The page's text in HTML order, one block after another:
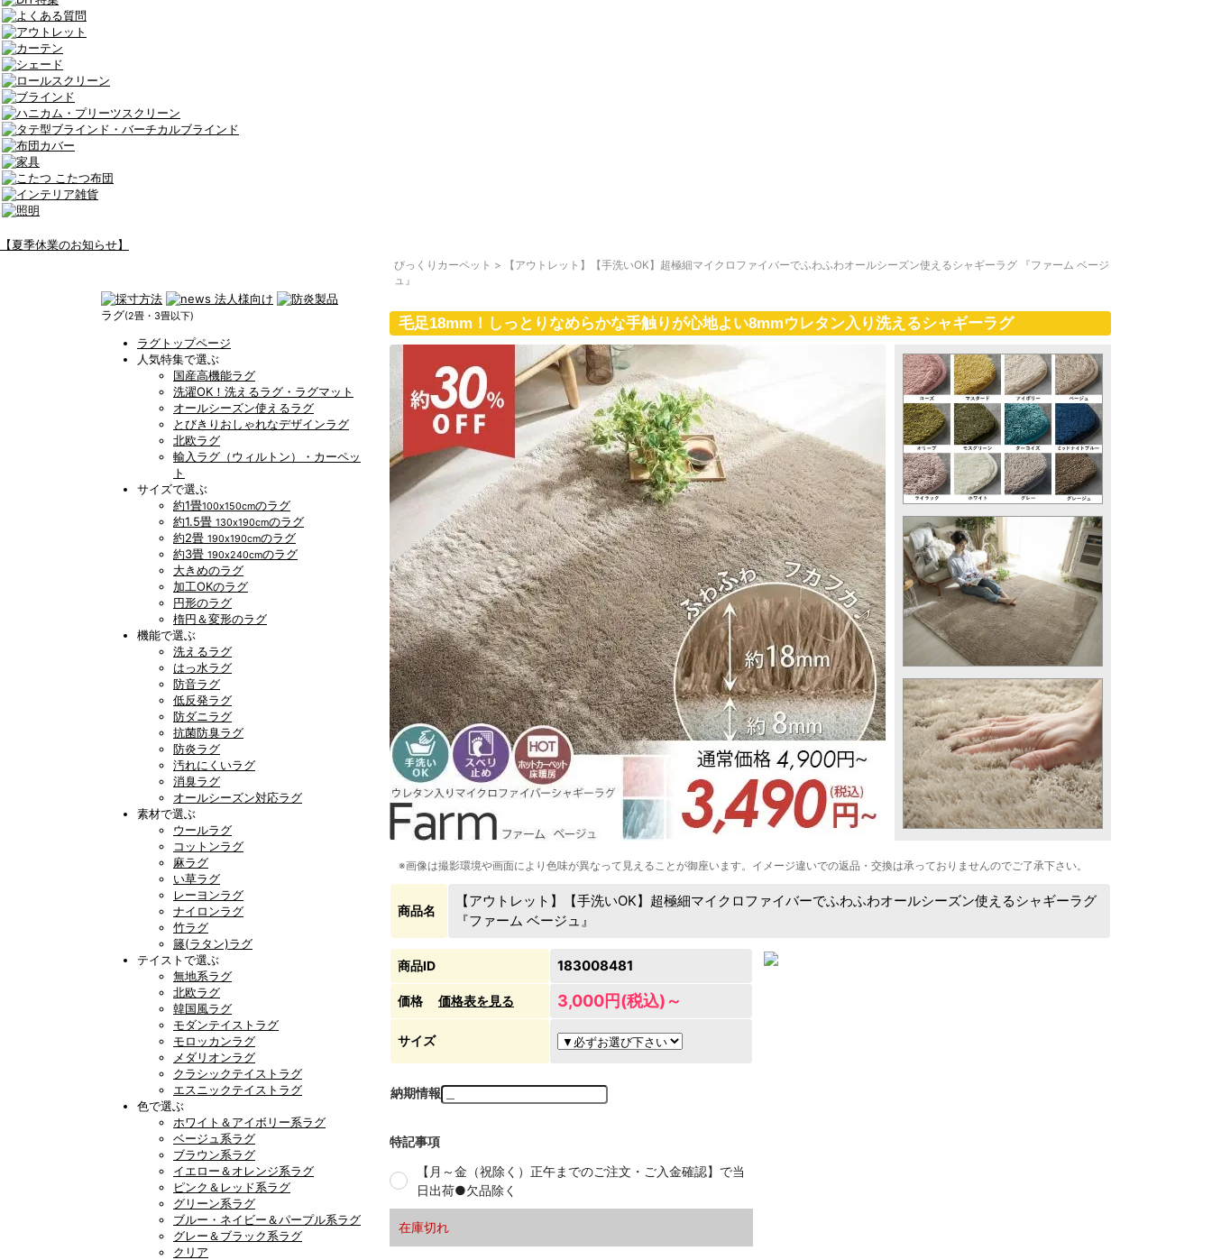
【夏季休業のお知らせ】
ラグ(2畳・3畳以下)
ラグトップページ
人気特集で選ぶ
国産高機能ラグ
洗濯OK！洗えるラグ・ラグマット
オールシーズン使えるラグ
とびきりおしゃれなデザインラグ
北欧ラグ
輸入ラグ（ウィルトン）・カーペッ
ト
サイズで選ぶ
約1畳100x150cmのラグ
約1.5畳 130x190cmのラグ
約2畳 190x190cmのラグ
約3畳 190x240cmのラグ
大きめのラグ
加工OKのラグ
円形のラグ
楕円＆変形のラグ
機能で選ぶ
洗えるラグ
はっ水ラグ
防音ラグ
低反発ラグ
防ダニラグ
抗菌防臭ラグ
防炎ラグ
汚れにくいラグ
消臭ラグ
オールシーズン対応ラグ
素材で選ぶ
ウールラグ
コットンラグ
麻ラグ
い草ラグ
レーヨンラグ
ナイロンラグ
竹ラグ
籐(ラタン)ラグ
テイストで選ぶ
無地系ラグ
北欧ラグ
韓国風ラグ
モダンテイストラグ
モロッカンラグ
メダリオンラグ
クラシックテイストラグ
エスニックテイストラグ
色で選ぶ
ホワイト＆アイボリー系ラグ
ベージュ系ラグ
ブラウン系ラグ
イエロー＆オレンジ系ラグ
ピンク＆レッド系ラグ
グリーン系ラグ
ブルー・ネイビー＆パープル系ラグ
グレー＆ブラック系ラグ
クリア
びっくりカーペット >
【アウトレット】【手洗いOK】超極細マイクロファイバーでふわふわオールシーズン使えるシャギーラグ 『ファーム ベージ
ュ』
毛足18mm！しっとりなめらかな手触りが心地よい8mmウレタン入り洗えるシャギーラグ
※画像は撮影環境や画面により色味が異なって見えることが御座います。イメージ違いでの返品・交換は承っておりませんのでご了承下さい。
商品名
【アウトレット】【手洗いOK】超極細マイクロファイバーでふわふわオールシーズン使えるシャギーラグ
『ファーム ベージュ』
商品ID 183008481
価格 価格表を見る 3,000円(税込)～
サイズ
納期情報
特記事項
【月～金（祝除く）正午までのご注文・ご入金確認】で当
日出荷●欠品除く
在庫切れ